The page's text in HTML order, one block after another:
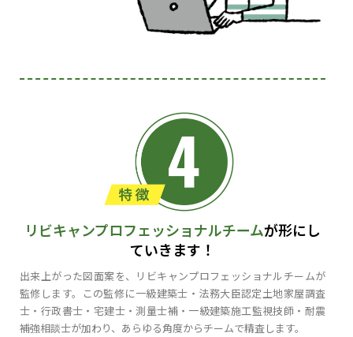
リビキャンプロフェッショナルチームが形にし
ていきます！
出来上がった図面案を、リビキャンプロフェッショナルチームが
監修します。この監修に一級建築士・法務大臣認定土地家屋調査
士・行政書士・宅建士・測量士補・一級建築施工監視技師・耐震
補強相談士が加わり、あらゆる角度からチームで精査します。